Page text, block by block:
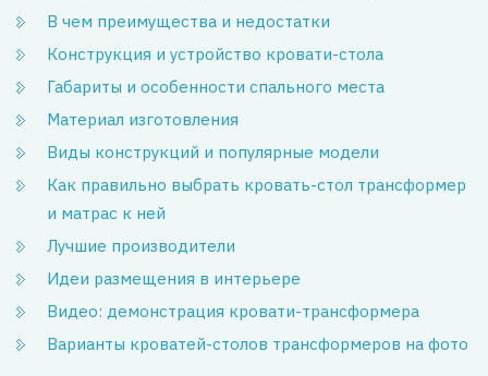
В чем преимущества и недостатки
Конструкция и устройство кровати-стола
Габариты и особенности спального места
Материал изготовления
Виды конструкций и популярные модели
Как правильно выбрать кровать-стол трансформер
и матрас к ней
Лучшие производители
Идеи размещения в интерьере
Видео: демонстрация кровати-трансформера
Варианты кроватей-столов трансформеров на фото